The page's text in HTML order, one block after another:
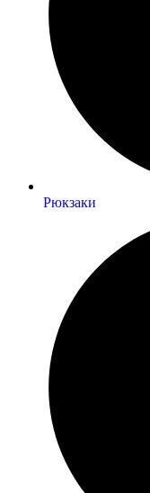
Рюкзаки